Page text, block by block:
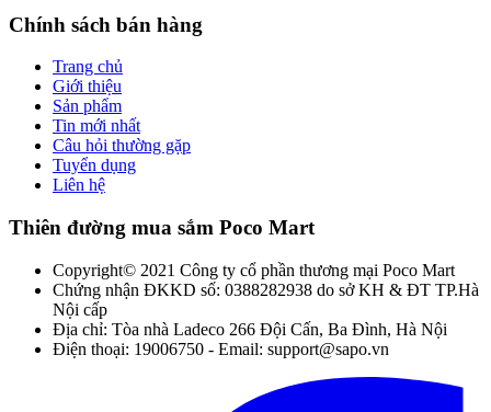
Chính sách bán hàng
Trang chủ
Giới thiệu
Sản phẩm
Tin mới nhất
Câu hỏi thường gặp
Tuyển dụng
Liên hệ
Thiên đường mua sắm Poco Mart
Copyright© 2021 Công ty cổ phần thương mại Poco Mart
Chứng nhận ĐKKD số: 0388282938 do sở KH & ĐT TP.Hà
Nội cấp
Địa chỉ: Tòa nhà Ladeco 266 Đội Cấn, Ba Đình, Hà Nội
Điện thoại: 19006750 - Email: support@sapo.vn